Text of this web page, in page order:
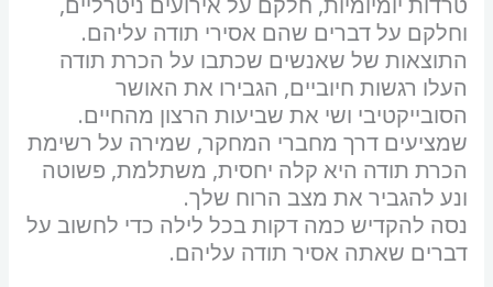
וחלקם על דברים שהם אסירי תודה עליהם.
התוצאות של שאנשים שכתבו על הכרת תודה
העלו רגשות חיוביים, הגבירו את האושר
הסובייקטיבי ושי את שביעות הרצון מהחיים.
שמציעים דרך מחברי המחקר, שמירה על רשימת
הכרת תודה היא קלה יחסית, משתלמת, פשוטה
ונע להגביר את מצב הרוח שלך.
נסה להקדיש כמה דקות בכל לילה כדי לחשוב על
דברים שאתה אסיר תודה עליהם.